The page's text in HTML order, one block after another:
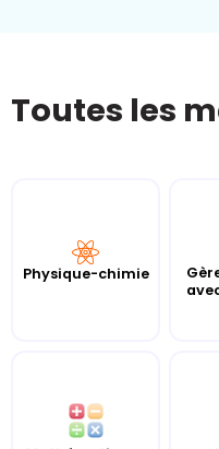
Toutes les
Physique-chimie